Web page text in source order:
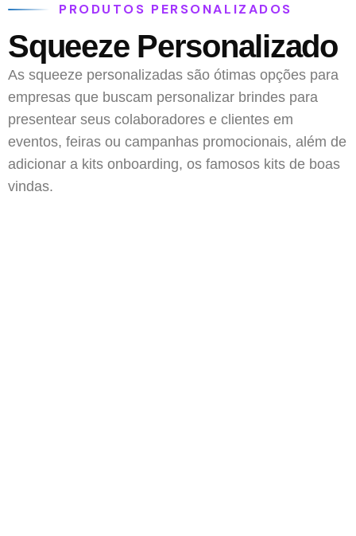
PRODUTOS PERSONALIZADOS
Squeeze Personalizado
As squeeze personalizadas são ótimas opções para
empresas que buscam personalizar brindes para
presentear seus colaboradores e clientes em
eventos, feiras ou campanhas promocionais, além de
adicionar a kits onboarding, os famosos kits de boas
vindas.